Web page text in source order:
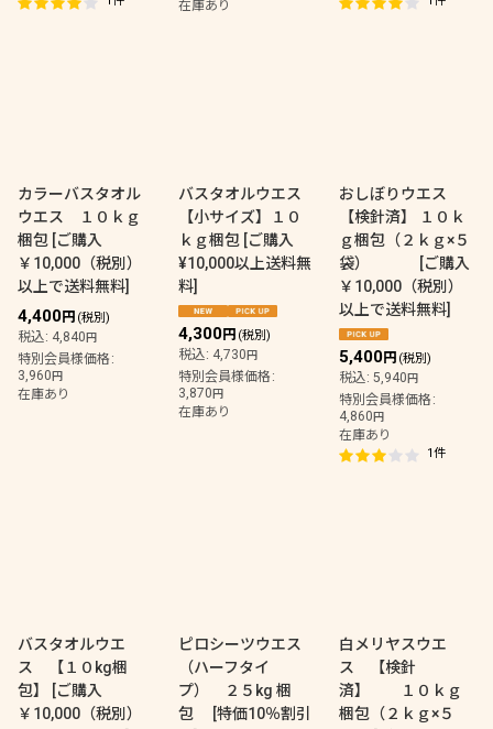
在庫あり
カラーバスタオル
ウエス １０ｋｇ
梱包 [ご購入
￥10,000（税別）
以上で送料無料]
4,400円 (税別)
税込: 4,840円
特別会員様価格 :
3,960円
在庫あり
バスタオルウエス
【小サイズ】１０
ｋｇ梱包 [ご購入
¥10,000以上送料無
料]
4,300円 (税別)
税込: 4,730円
特別会員様価格 :
3,870円
在庫あり
おしぼりウエス
【検針済】 １０ｋ
ｇ梱包（２ｋｇ×５
袋）
[ご購入
￥10,000（税別）
以上で送料無料]
5,400円 (税別)
税込: 5,940円
特別会員様価格 :
4,860円
在庫あり
1件
バスタオルウエ
ス 【１０kg梱
包】
[ご購入
￥10,000（税別）
ピロシーツウエス
（ハーフタイ
プ） ２５kg 梱
包
[特価10％割引
白メリヤスウエ
ス 【検針
済】 １０ｋｇ
梱包（２ｋｇ×５